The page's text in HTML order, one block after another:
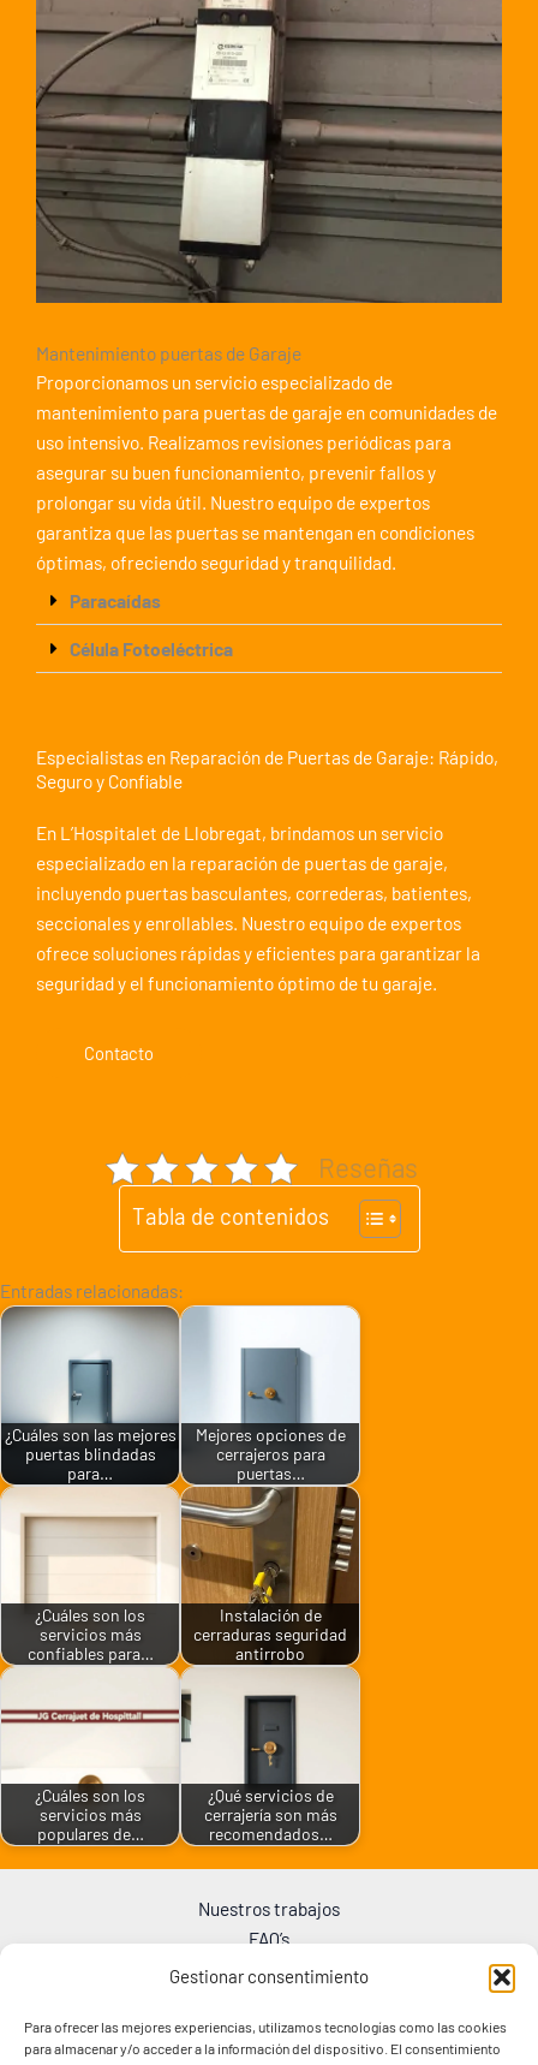
Gestionar consentimiento
Para ofrecer las mejores experiencias, utilizamos tecnologías como las cookies
para almacenar y/o acceder a la información del dispositivo. El consentimiento
Mantenimiento puertas de Garaje
Proporcionamos un servicio especializado de
mantenimiento para puertas de garaje en comunidades de
uso intensivo. Realizamos revisiones periódicas para
asegurar su buen funcionamiento, prevenir fallos y
prolongar su vida útil. Nuestro equipo de expertos
garantiza que las puertas se mantengan en condiciones
óptimas, ofreciendo seguridad y tranquilidad.
Paracaídas
Célula Fotoeléctrica
Especialistas en Reparación de Puertas de Garaje: Rápido,
Seguro y Confiable
En L’Hospitalet de Llobregat, brindamos un servicio
especializado en la reparación de puertas de garaje,
incluyendo puertas basculantes, correderas, batientes,
seccionales y enrollables. Nuestro equipo de expertos
ofrece soluciones rápidas y eficientes para garantizar la
seguridad y el funcionamiento óptimo de tu garaje.
Contacto
Reseñas
Tabla de contenidos
Entradas relacionadas:
¿Cuáles son las mejores
puertas blindadas
para…
Mejores opciones de
cerrajeros para
puertas…
¿Cuáles son los
servicios más
confiables para…
Instalación de
cerraduras seguridad
antirrobo
¿Cuáles son los
servicios más
populares de…
¿Qué servicios de
cerrajería son más
recomendados…
Nuestros trabajos
FAQ’s
Blog
Aviso Legal
Política de privacidad